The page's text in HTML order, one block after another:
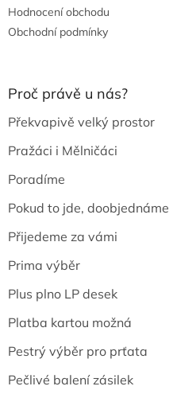
Hodnocení obchodu
Obchodní podmínky
Proč právě u nás?
Překvapivě velký prostor
Pražáci i Mělničáci
Poradíme
Pokud to jde, doobjednáme
Přijedeme za vámi
Prima výběr
Plus plno LP desek
Platba kartou možná
Pestrý výběr pro prťata
Pečlivé balení zásilek